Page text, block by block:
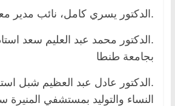
.الدكتور يسري كامل، نائب مدير
.الدكتور محمد عبد العليم سعد
بجامعة طنطا
.الدكتور عادل عبد العظيم شبل
النساء والتوليد بمستشفي المنيرة